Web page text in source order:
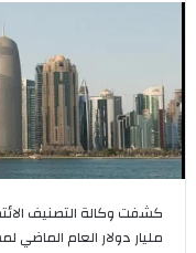
مليار دولار العام